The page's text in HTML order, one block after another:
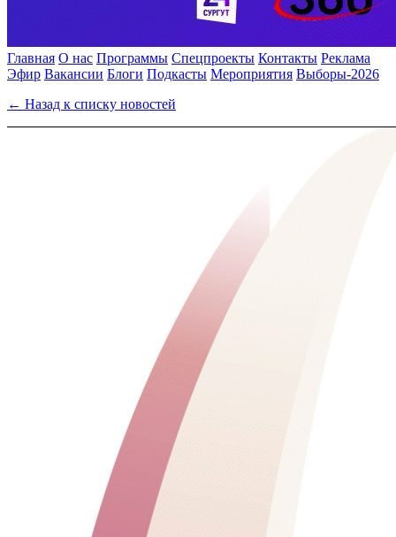
Главная О нас Программы Спецпроекты Контакты Реклама
Эфир Вакансии Блоги Подкасты Мероприятия Выборы-2026
← Назад к списку новостей